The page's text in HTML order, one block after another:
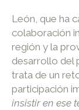
León, que ha
colaboración
región y la
desarrollo del
trata de un
participación
insistir en ese